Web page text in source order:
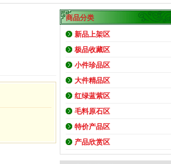
商品分类
新品上架区
极品收藏区
小件珍品区
大件精品区
红绿蓝紫区
毛料原石区
特价产品区
产品欣赏区